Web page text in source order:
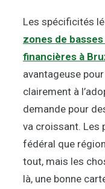
Les spécificités
zones de
financières à
avantageuse
clairement à
demande pour
va croissant. Les
fédéral que
tout, mais les
là, une bonne